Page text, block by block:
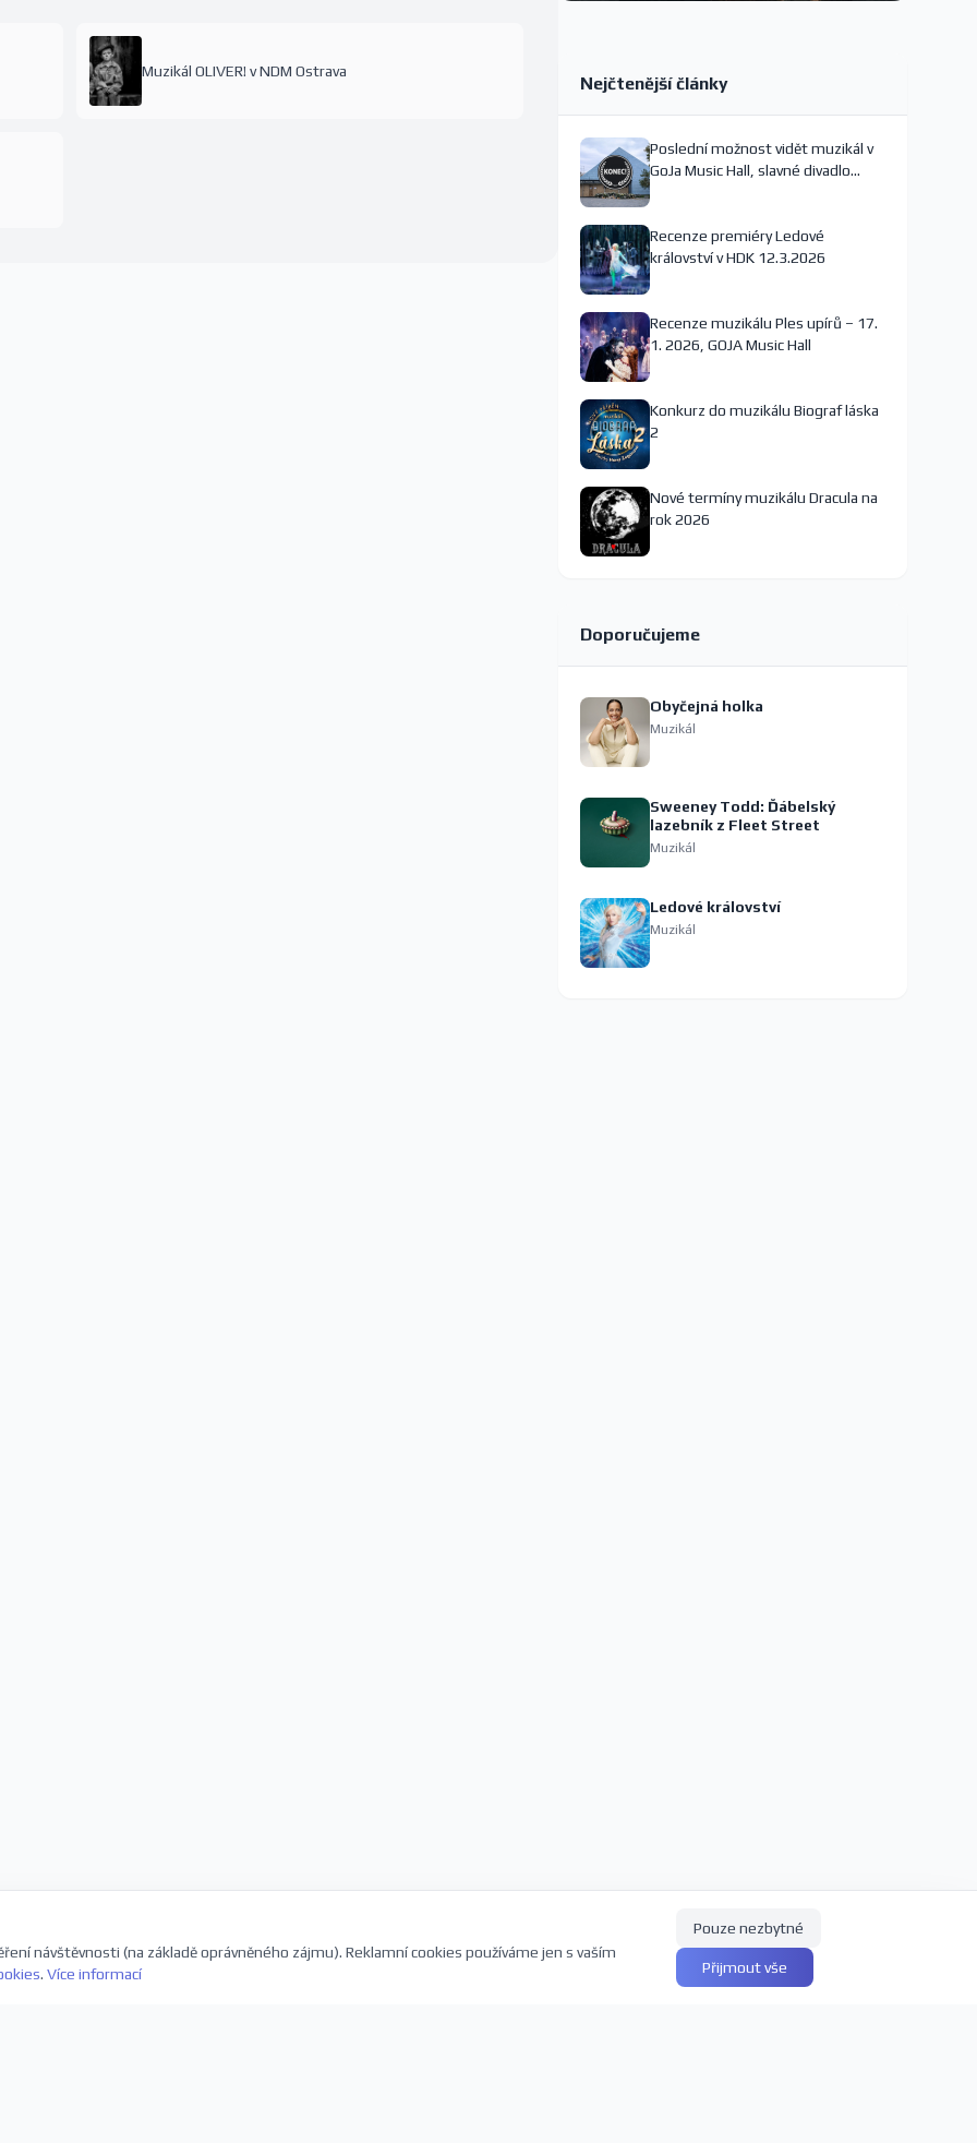
Muzikál OLIVER! v NDM Ostrava
Nejčtenější články
Poslední možnost vidět muzikál v
GoJa Music Hall, slavné divadlo
Recenze premiéry Ledové
království v HDK 12.3.2026
Recenze muzikálu Ples upírů – 17.
1. 2026, GOJA Music Hall
Konkurz do muzikálu Biograf láska
2
Nové termíny muzikálu Dracula na
rok 2026
Doporučujeme
Obyčejná holka
Muzikál
Sweeney Todd: Ďábelský
lazebník z Fleet Street
Muzikál
Ledové království
Muzikál
návštěvnosti (na základě oprávněného zájmu). Reklamní cookies používáme jen s vaším
. Více informací
Pouze nezbytné
Přijmout vše